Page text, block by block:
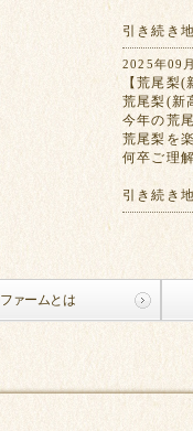
引き続き
2025年09
【荒尾梨
荒尾梨(新
今年の荒
荒尾梨を
何卒ご理
引き続き
ァームとは